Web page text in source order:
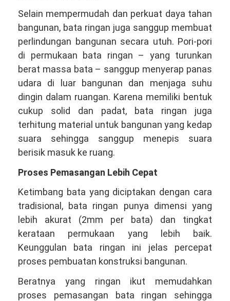
Selain mempermudah dan perkuat daya tahan
bangunan, bata ringan juga sanggup membuat
perlindungan bangunan secara utuh. Pori-pori
di permukaan bata ringan – yang turunkan
berat massa bata – sanggup menyerap panas
udara di luar bangunan dan menjaga suhu
dingin dalam ruangan. Karena memiliki bentuk
cukup solid dan padat, bata ringan juga
terhitung material untuk bangunan yang kedap
suara sehingga sanggup menepis suara
berisik masuk ke ruang.
Proses Pemasangan Lebih Cepat
Ketimbang bata yang diciptakan dengan cara
tradisional, bata ringan punya dimensi yang
lebih akurat (2mm per bata) dan tingkat
kerataan permukaan yang lebih baik.
Keunggulan bata ringan ini jelas percepat
proses pembuatan konstruksi bangunan.
Beratnya yang ringan ikut memudahkan
proses pemasangan bata ringan sehingga